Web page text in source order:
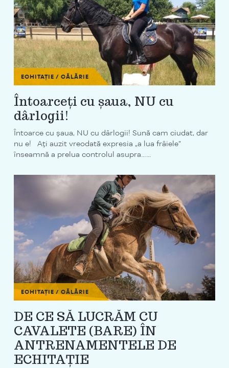
ECHITAȚIE / CĂLĂRIE
Întoarceți cu șaua, NU cu
dârlogii!
Întoarce cu șaua, NU cu dârlogii! Sună cam ciudat, dar
nu e! Ați auzit vreodată expresia „a lua frâiele”
înseamnă a prelua controlul asupra…...
ECHITAȚIE / CĂLĂRIE
DE CE SĂ LUCRĂM CU
CAVALETE (BARE) ÎN
ANTRENAMENTELE DE
ECHITAȚIE